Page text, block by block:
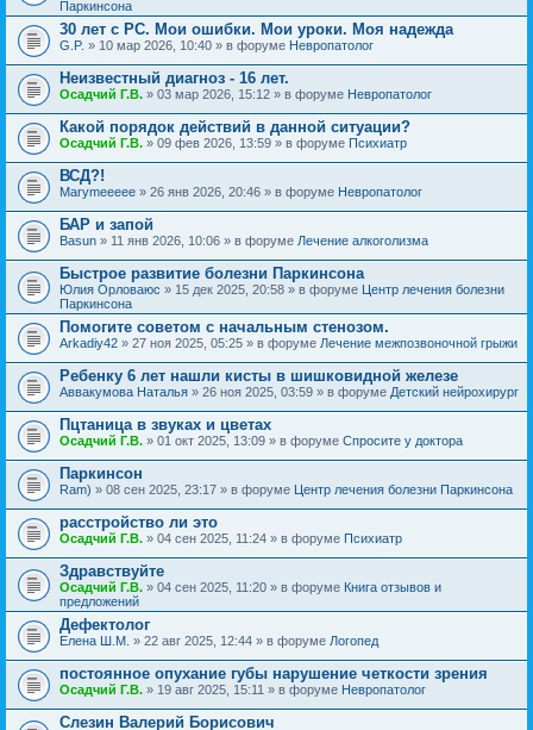
Паркинсона
30 лет с РС. Мои ошибки. Мои уроки. Моя надежда
G.P. » 10 мар 2026, 10:40 » в форуме Невропатолог
Неизвестный диагноз - 16 лет.
Осадчий Г.В. » 03 мар 2026, 15:12 » в форуме Невропатолог
Какой порядок действий в данной ситуации?
Осадчий Г.В. » 09 фев 2026, 13:59 » в форуме Психиатр
ВСД?!
Marymeeeee » 26 янв 2026, 20:46 » в форуме Невропатолог
БАР и запой
Basun » 11 янв 2026, 10:06 » в форуме Лечение алкоголизма
Быстрое развитие болезни Паркинсона
Юлия Орловаюс » 15 дек 2025, 20:58 » в форуме Центр лечения болезни
Паркинсона
Помогите советом с начальным стенозом.
Arkadiy42 » 27 ноя 2025, 05:25 » в форуме Лечение межпозвоночной грыжи
Ребенку 6 лет нашли кисты в шишковидной железе
Аввакумова Наталья » 26 ноя 2025, 03:59 » в форуме Детский нейрохирург
Пцтаница в звуках и цветах
Осадчий Г.В. » 01 окт 2025, 13:09 » в форуме Спросите у доктора
Паркинсон
Ram) » 08 сен 2025, 23:17 » в форуме Центр лечения болезни Паркинсона
расстройство ли это
Осадчий Г.В. » 04 сен 2025, 11:24 » в форуме Психиатр
Здравствуйте
Осадчий Г.В. » 04 сен 2025, 11:20 » в форуме Книга отзывов и
предложений
Дефектолог
Елена Ш.М. » 22 авг 2025, 12:44 » в форуме Логопед
постоянное опухание губы нарушение четкости зрения
Осадчий Г.В. » 19 авг 2025, 15:11 » в форуме Невропатолог
Слезин Валерий Борисович